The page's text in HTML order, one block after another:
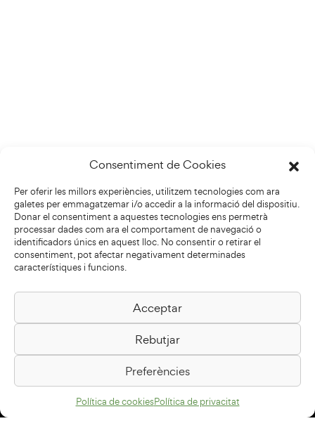
Consentiment de Cookies
Per oferir les millors experiències, utilitzem tecnologies com ara
galetes per emmagatzemar i/o accedir a la informació del dispositiu.
Donar el consentiment a aquestes tecnologies ens permetrà
processar dades com ara el comportament de navegació o
identificadors únics en aquest lloc. No consentir o retirar el
consentiment, pot afectar negativament determinades
característiques i funcions.
Acceptar
Rebutjar
Preferències
Política de cookiesPolítica de privacitat
Biblioteca Pilarin Bayés
Passeig de la Generalitat, 1
08500 Vic